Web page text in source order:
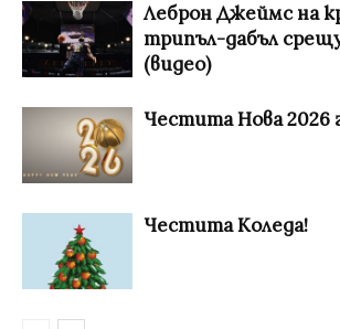
Леброн Джеймс на
трипъл-дабъл
(видео)
Честита Нова 2026
Честита Коледа!